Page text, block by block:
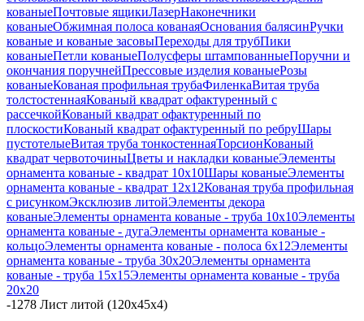
кованыеПочтовые ящикиЛазерНаконечники
кованыеОбжимная полоса кованаяОснования балясинРучки
кованые и кованые засовыПереходы для трубПики
кованыеПетли кованыеПолусферы штампованныеПоручни и
окончания поручнейПрессовые изделия кованыеРозы
кованыеКованая профильная трубаФиленкаВитая труба
толстостеннаяКованый квадрат офактуренный с
рассечкойКованый квадрат офактуренный по
плоскостиКованый квадрат офактуренный по ребруШары
пустотелыеВитая труба тонкостеннаяТорсионКованый
квадрат червоточиныЦветы и накладки кованыеЭлементы
орнамента кованые - квадрат 10х10Шары кованыеЭлементы
орнамента кованые - квадрат 12х12Кованая труба профильная
с рисункомЭксклюзив литойЭлементы декора
кованыеЭлементы орнамента кованые - труба 10х10Элементы
орнамента кованые - дугаЭлементы орнамента кованые -
кольцоЭлементы орнамента кованые - полоса 6х12Элементы
орнамента кованые - труба 30х20Элементы орнамента
кованые - труба 15х15Элементы орнамента кованые - труба
20х20
-1278 Лист литой (120х45х4)